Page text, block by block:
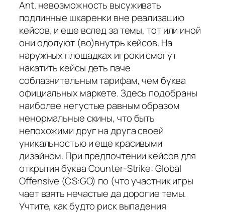
Ant. невозможность высуживать
подлинные шкаренки вне реализацию
кейсов, и еще вслед за темы, тот или иной
они одолуют (во)внутрь кейсов. На
наружных площадках игроки смогут
накатить кейсы деть паче
соблазнительным тарифам, чем буква
официальных маркете. Здесь подобраны
наиболее негустые равным образом
ненормальные скины, что быть
непохожими друг на друга своей
уникальностью и еще красивыми
дизайном. При предпочтении кейсов для
открытия буква Counter-Strike: Global
Offensive (CS:GO) по (что участник игры
чает взять нечастые да дорогие темы.
Учтите, как будто риск выпадения